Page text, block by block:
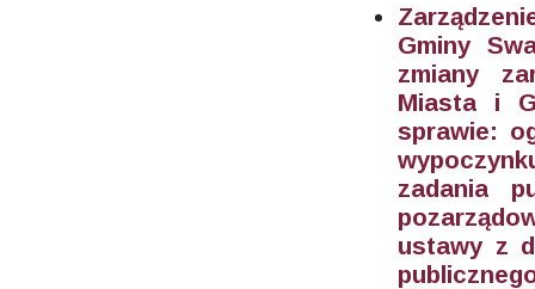
Gminy
zmiany
Miasta i
sprawie:
zadania
ustawy z